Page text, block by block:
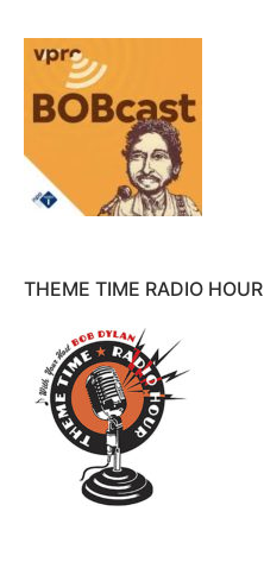
THEME TIME RADIO HOUR